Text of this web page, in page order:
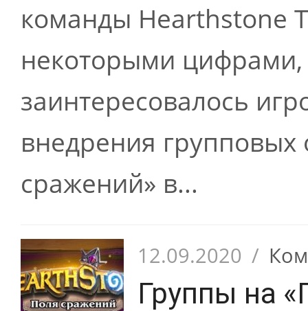
команды Hearthstone
некоторыми
заинтересовалось
внедрения
сражений» в...
12.09.2020 /
Группы на